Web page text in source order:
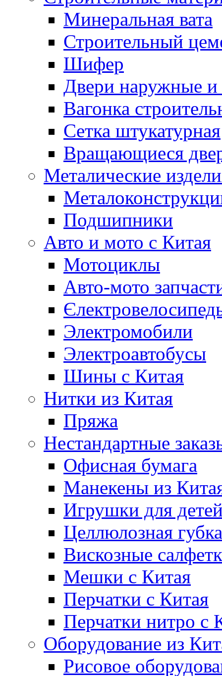
Минеральная вата
Строительный
Шифер
Двери наружные и
Вагонка
Сетка штукатурная
Вращающиеся
Металические
Подшипники
Авто и мото с Китая
Мотоциклы
Авто-мото
Электромобили
Электроавтобусы
Шины с Китая
Нитки из Китая
Пряжа
Нестандартные
Офисная бумага
Манекены из
Игрушки для
Целлюлозная губка
Вискозные
Мешки с Китая
Перчатки с Китая
Перчатки нитро с
Оборудование из
Рисовое